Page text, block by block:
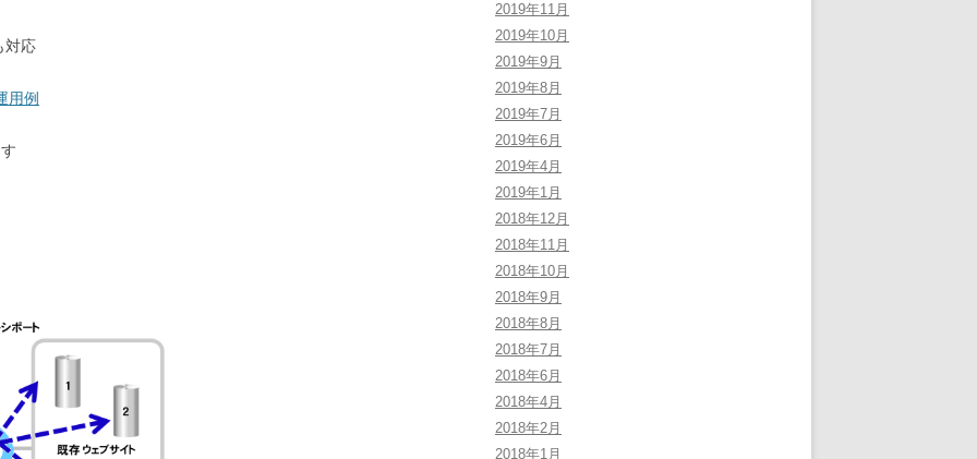
対応
用例
2019年11月
2019年10月
2019年9月
2019年8月
2019年7月
2019年6月
2019年4月
2019年1月
2018年12月
2018年11月
2018年10月
2018年9月
2018年8月
2018年7月
2018年6月
2018年4月
2018年2月
2018年1月